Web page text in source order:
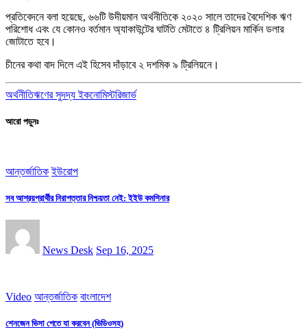
প্রতিবেদনে বলা হয়েছে, ৬৬টি উদীয়মান অর্থনীতিকে ২০২০ সালে তাদের বৈদেশিক ঋণ
পরিশোধ এবং যে কোনও বর্তমান অ্যাকাউন্টের ঘাটতি মেটাতে ৪ ট্রিলিয়ন মার্কিন ডলার
জোটাতে হবে।
চীনের কথা বাদ দিলে এই হিসেব দাঁড়াবে ২ দশমিক ৯ ট্রিলিয়নে।
অর্থনীতিঋণের সুদদ্য ইকনোমিস্টরিজার্ভ
আরো পড়ুনঃ
আন্তর্জাতিক ইউরোপ
সব আশ্রয়প্রার্থীর নিরাপত্তার নিশ্চয়তা নেই: ইইউ কমশিনার
News Desk Sep 16, 2025
Video আন্তর্জাতিক বাংলাদেশ
শেনজেন ভিসা পেতে যা করবেন (ভিডিওসহ)